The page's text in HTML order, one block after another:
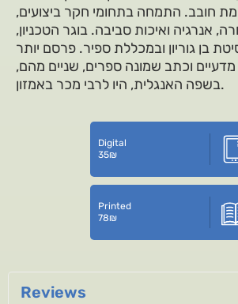
חובב. התמחה בתחומי חקר ביצועים,
אנרגיה ואיכות סביבה. בוגר הטכניון,
בן גוריון ובמכללת ספיר. פרסם יותר
מדעיים וכתב שמונה ספרים, שניים מהם,
בשפה האנגלית, היו לרבי מכר באמזון.
Digital
35₪
Printed
78₪
Reviews